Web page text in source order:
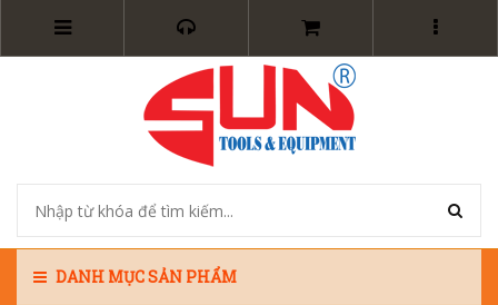
DANH MỤC SẢN PHẨM